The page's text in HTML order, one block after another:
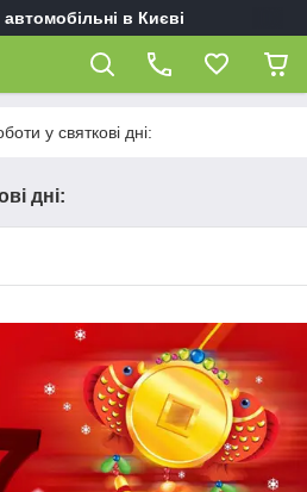
в Києві
у святкові дні:
дні: